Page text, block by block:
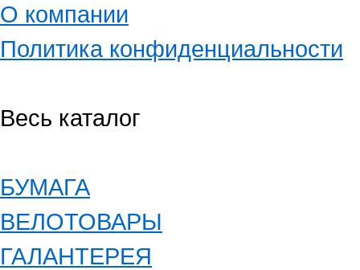
О компании
Политика конфиденциальности
Весь каталог
БУМАГА
ВЕЛОТОВАРЫ
ГАЛАНТЕРЕЯ